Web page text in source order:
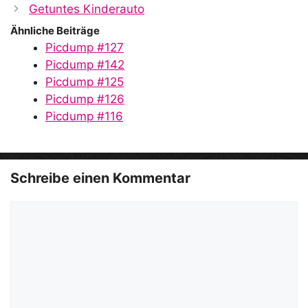
Getuntes Kinderauto
Ähnliche Beiträge
Picdump #127
Picdump #142
Picdump #125
Picdump #126
Picdump #116
Schreibe einen Kommentar